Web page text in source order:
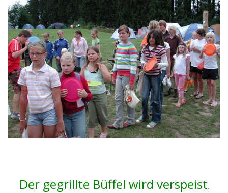
Der gegrillte Büffel wird verspeist.